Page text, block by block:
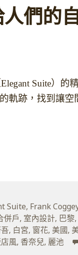
們的
Suite）的
軌跡，找到讓
值。
Suite, Frank
併戶, 室內設計, 巴黎
, 白宮, 窗花, 美國,
風, 香奈兒, 麗池